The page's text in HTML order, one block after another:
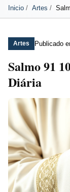
Inicio Artes
Artes Publicado
Salmo 91
Diária